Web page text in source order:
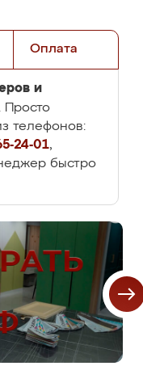
Оплата
и
Просто
телефонов:
24-01,
быстро